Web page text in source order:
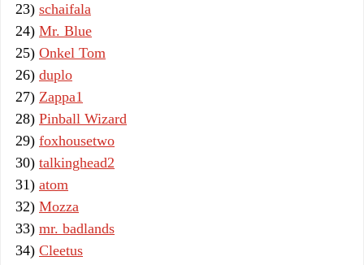
23) schaifala
24) Mr. Blue
25) Onkel Tom
26) duplo
27) Zappa1
28) Pinball Wizard
29) foxhousetwo
30) talkinghead2
31) atom
32) Mozza
33) mr. badlands
34) Cleetus